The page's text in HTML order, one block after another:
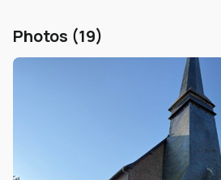
Photos (19)